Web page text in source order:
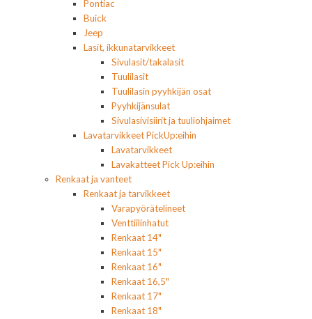
Pontiac
Buick
Jeep
Lasit, ikkunatarvikkeet
Sivulasit/takalasit
Tuulilasit
Tuulilasin pyyhkijän osat
Pyyhkijänsulat
Sivulasivisiirit ja tuuliohjaimet
Lavatarvikkeet PickUp:eihin
Lavatarvikkeet
Lavakatteet Pick Up:eihin
Renkaat ja vanteet
Renkaat ja tarvikkeet
Varapyörätelineet
Venttiilinhatut
Renkaat 14"
Renkaat 15"
Renkaat 16"
Renkaat 16,5"
Renkaat 17"
Renkaat 18"